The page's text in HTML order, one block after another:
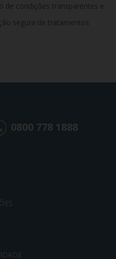
de condições transparentes e
segura de tratamentos
0800 778 1888